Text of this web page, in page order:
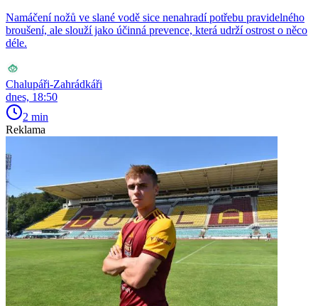
Namáčení nožů ve slané vodě sice nenahradí potřebu pravidelného
broušení, ale slouží jako účinná prevence, která udrží ostrost o něco
déle.
Chalupáři-Zahrádkáři
dnes, 18:50
2 min
Reklama